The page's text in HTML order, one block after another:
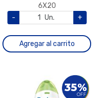
6X20
-
Un. +
Agregar al carrito
35%
OFF